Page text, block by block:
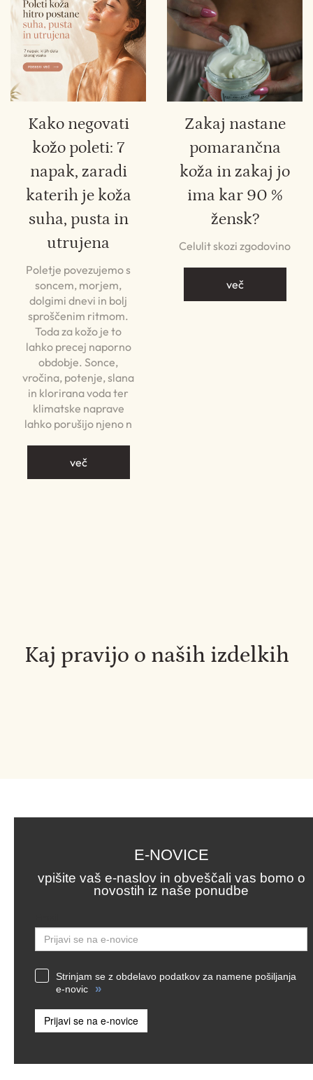
Kako negovati
kožo poleti: 7
napak, zaradi
katerih je koža
suha, pusta in
utrujena
Poletje povezujemo s
soncem, morjem,
dolgimi dnevi in bolj
sproščenim ritmom.
Toda za kožo je to
lahko precej naporno
obdobje. Sonce,
vročina, potenje, slana
in klorirana voda ter
klimatske naprave
lahko porušijo njeno n
več
Zakaj nastane
pomarančna
koža in zakaj jo
ima kar 90 %
žensk?
Celulit skozi zgodovino
več
Kaj pravijo o naših izdelkih
E-NOVICE
vpišite vaš e-naslov in obveščali vas bomo o
novostih iz naše ponudbe
Strinjam se z obdelavo podatkov za namene pošiljanja
e-novic
»
Prijavi se na e-novice